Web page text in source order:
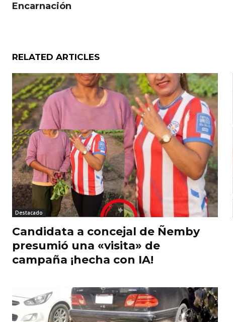
Encarnación
RELATED ARTICLES
Destacado
Candidata a concejal de Ñemby
presumió una «visita» de
campaña ¡hecha con IA!